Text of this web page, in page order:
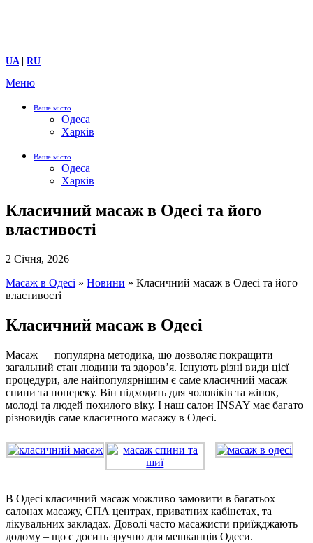
UA| RU
Меню
Ваше місто
Одеса
Харків
Ваше місто
Одеса
Харків
Класичний масаж в Одесі та його
властивості
2 Січня, 2026
Масаж в Одесі » Новини » Класичний масаж в Одесі та його
властивості
Класичний масаж в Одесі
Масаж — популярна методика, що дозволяє покращити
загальний стан людини та здоров’я. Існують різні види цієї
процедури, але найпопулярнішим є саме класичний масаж
спини та попереку. Він підходить для чоловіків та жінок,
молоді та людей похилого віку. І наш салон INSAY має багато
різновидів саме класичного масажу в Одесі.
В Одесі класичний масаж можливо замовити в багатьох
салонах масажу, СПА центрах, приватних кабінетах, та
лікувальних закладах. Доволі часто масажисти приїжджають
додому – що є досить зручно для мешканців Одеси.